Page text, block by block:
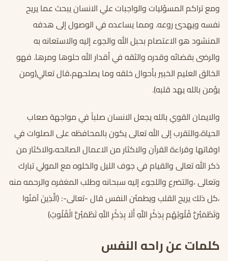
ومع تراكم المسؤليات والواجبات علي الانسان يبحث عما يريح
نفسه ويهدئ روعه. ومما يساعده في الوصول إلى هدفه
المنشود هو الاعتصام بحبل الله والجوء إليه والاستعانه به
والرضى بقضائه وقدره والثقه في أقدار الله حلوها ومرها. فهو
الخالق العليم الخبير بأحوال خلقه وما يصلحهم،قال تعالي(ومن
يؤمن بالله يهد قلبه).
والايمان القوي بالله يجعل الانسان صلباً في مواجهة صعاب
الحياة،والتقرب إلى الله تعالى يكون بالمحافظه على الصلوات في
اوقاتها وقراءة القرآن والاكثار من الاعمال الصالحه،والاكثار من
ذكر الله تعالى والقيام في جوف الليل والخلوه مع المولي تبارك
وتعالى ،والتضرع واللجوء إليه سبحانه وطلب المغفره والرحمه منه
،كل ذلك يريح القلب ويطمئن النفس قال -تعالى-: (الَّذِينَ آمَنُوا
وَتَطْمَئِنُّ قُلُوبُهُم بِذِكْرِ اللَّهِ أَلَا بِذِكْرِ اللَّهِ تَطْمَئِنُّ الْقُلُوبُ)
كلمات عن راحه النفس